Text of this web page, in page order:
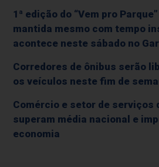
1ª edição do “Vem pro
mantida mesmo com tempo
acontece neste sábado no
Corredores de ônibus serão
os veículos neste fim de
Comércio e setor de serviços
superam média nacional e
economia